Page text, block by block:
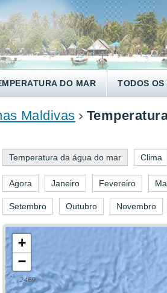
DO MAR TODOS OS
Maldivas
Temperatura da água do mar Clima
Agora Janeiro Fevereiro
Setembro Outubro Novembro
+
−